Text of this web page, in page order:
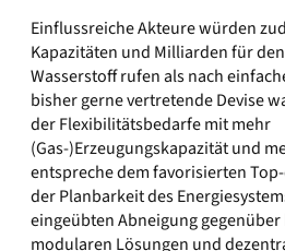
Einflussreiche Akteure würden
Kapazitäten und Milliarden für
Wasserstoff rufen als nach
bisher gerne vertretende Devise
der Flexibilitätsbedarfe mit mehr
(Gas-)Erzeugungskapazität und
entspreche dem favorisierten
der Planbarkeit des
eingeübten Abneigung
modularen Lösungen und